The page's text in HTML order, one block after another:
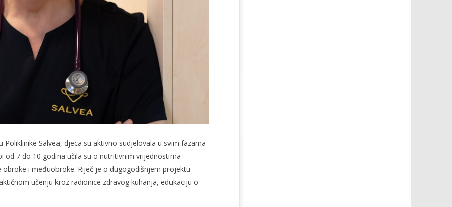
Salvea, djeca su aktivno sudjelovala u svim fazama
od 7 do 10 godina učila su o nutritivnim vrijednostima
i međuobroke. Riječ je o dugogodišnjem projektu
učenju kroz radionice zdravog kuhanja, edukaciju o